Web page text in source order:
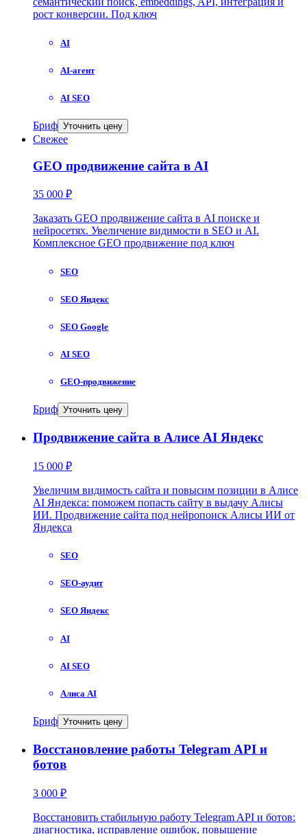
рост конверсии. Под ключ
AI
AI-агент
AI SEO
Бриф Уточнить цену
Свежее
GEO продвижение сайта в AI
35 000 ₽
Заказать GEO продвижение сайта в AI поиске и
нейросетях. Увеличение видимости в SEO и AI.
Комплексное GEO продвижение под ключ
SEO
SEO Яндекс
SEO Google
AI SEO
GEO-продвижение
Бриф Уточнить цену
Продвижение сайта в Алисе AI Яндекс
15 000 ₽
Увеличим видимость сайта и повысим позиции в Алисе
AI Яндекса: поможем попасть сайту в выдачу Алисы
ИИ. Продвижение сайта под нейропоиск Алисы ИИ от
Яндекса
SEO
SEO-аудит
SEO Яндекс
AI
AI SEO
Алиса AI
Бриф Уточнить цену
Восстановление работы Telegram API и
ботов
3 000 ₽
Восстановить стабильную работу Telegram API и ботов:
диагностика, исправление ошибок, повышение